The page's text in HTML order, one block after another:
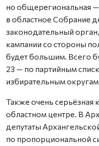
но общерегиональная
в областное Собрание
законодательный
кампании со стороны
будет большим. Всего
23 — по партийным
избирательным
Также очень серьёзная
областном центре. В
депутаты
по пропорциональной